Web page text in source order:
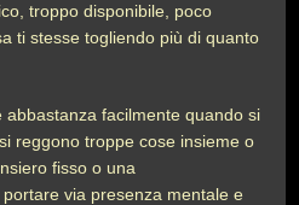
troppo disponibile, poco
ti stesse togliendo più di quanto
facilmente quando si
reggono troppe cose insieme o
fisso o una
via presenza mentale e